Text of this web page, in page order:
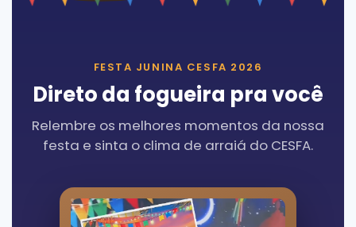
FESTA JUNINA CESFA 2026
Direto da fogueira pra você
Relembre os melhores momentos da nossa
festa e sinta o clima de arraiá do CESFA.